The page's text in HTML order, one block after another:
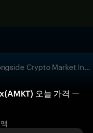
Alongside Crypto Market Index
오늘 가격 —